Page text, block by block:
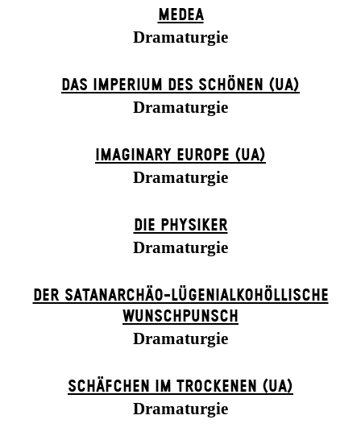
MEDEA
Dramaturgie
DAS IMPERIUM DES SCHÖNEN (UA)
Dramaturgie
IMAGINARY EUROPE (UA)
Dramaturgie
DIE PHYSIKER
Dramaturgie
DER SATANARCHÄO-LÜGENIALKOHÖLLISCHE
WUNSCHPUNSCH
Dramaturgie
SCHÄFCHEN IM TROCKENEN (UA)
Dramaturgie